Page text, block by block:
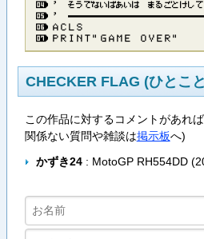
’​ ​そ​う​で​な​い​ば​あ​い​は​ ​ま​る​ご​と​け​し​て​
’​
Ａ​Ｃ​Ｌ​Ｓ
Ｐ​Ｒ​Ｉ​Ｎ​Ｔ​”​Ｇ​Ａ​Ｍ​Ｅ​ ​Ｏ​Ｖ​Ｅ​Ｒ​”
CHECKER FLAG (ひとこ
この作品に対するコメントがあれ
関係ない質問や雑談は掲示板へ)
かずき24: MotoGP RH554DD (